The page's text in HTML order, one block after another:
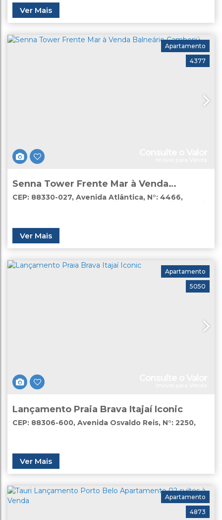
Útil:
156 .56m²
Ver Mais
4377
Apartamento
Senna Tower Frente Mar à Venda
Balneário Camboriú
CEP: 88330-027, Avenida Atlântica, N°: 4466,
Balneário Camboriú Santa Catarina Brasil
Ver Mais
5050
Apartamento
Lançamento Praia Brava Itajaí Iconic
CEP: 88306-600, Avenida Osvaldo Reis, N°: 2250,
Itajaí
Santa Catarina Brasil
Ver Mais
4873
Apartamento